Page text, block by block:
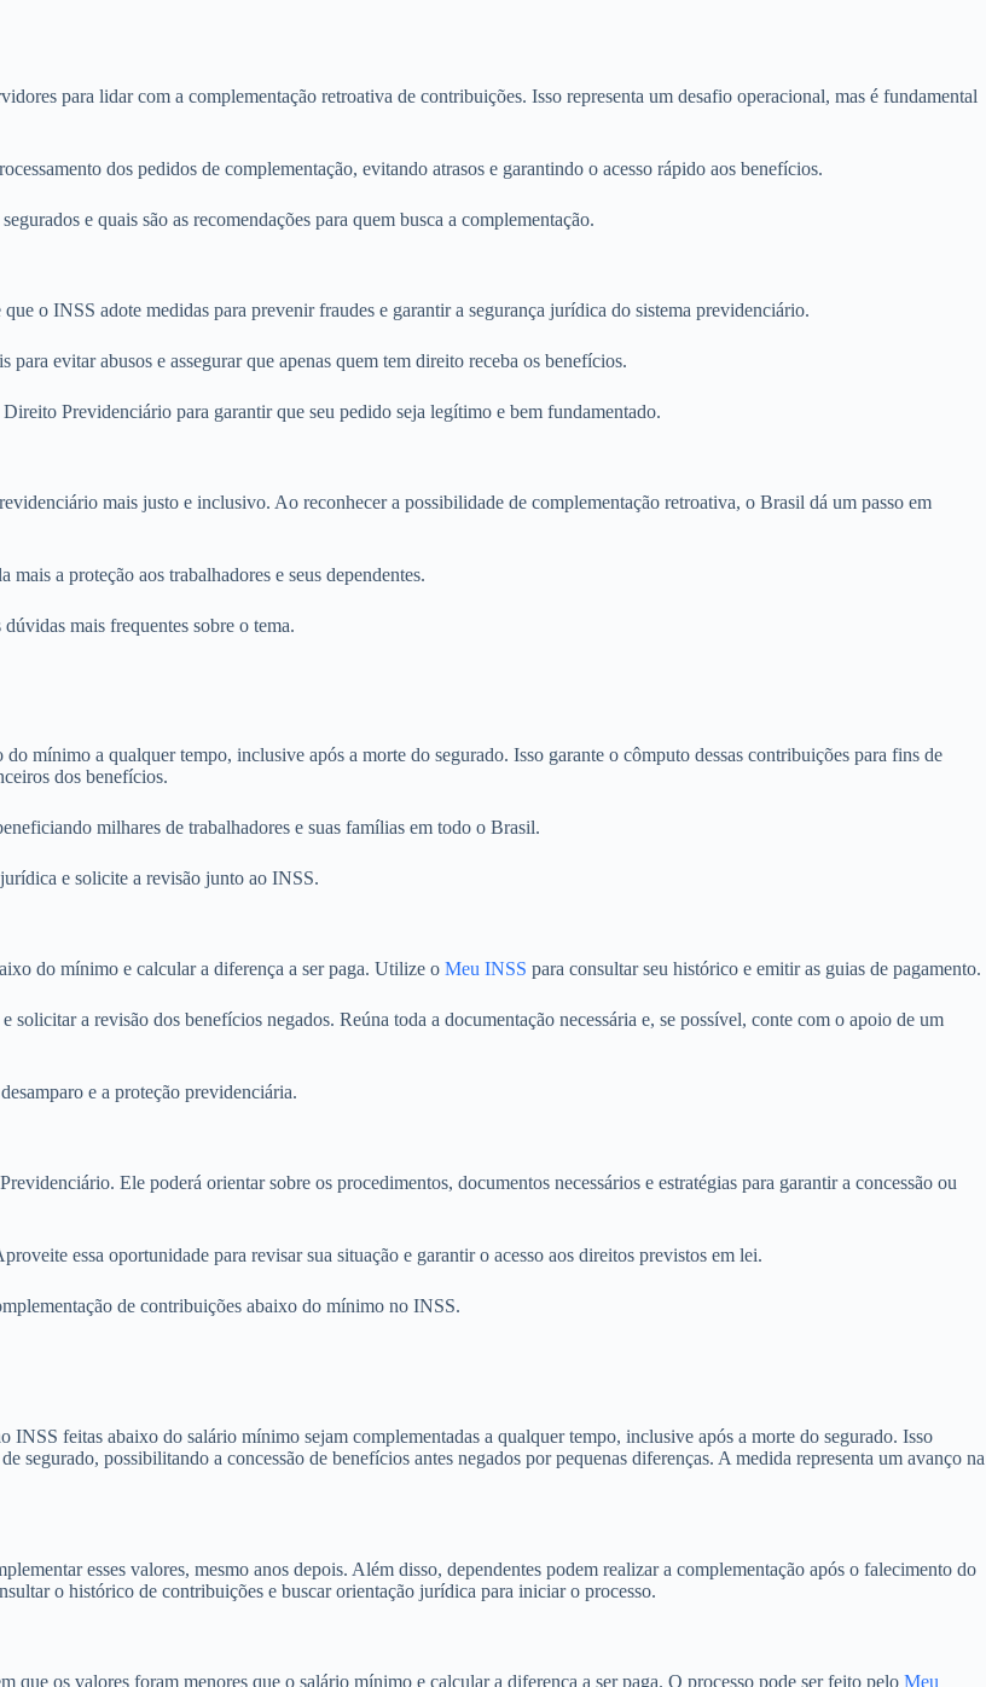
para lidar com a complementação retroativa de contribuições. Isso representa um desafio operacional, mas é fundamental
dos pedidos de complementação, evitando atrasos e garantindo o acesso rápido aos benefícios.
e quais são as recomendações para quem busca a complementação.
o INSS adote medidas para prevenir fraudes e garantir a segurança jurídica do sistema previdenciário.
evitar abusos e assegurar que apenas quem tem direito receba os benefícios.
Previdenciário para garantir que seu pedido seja legítimo e bem fundamentado.
mais justo e inclusivo. Ao reconhecer a possibilidade de complementação retroativa, o Brasil dá um passo em
a proteção aos trabalhadores e seus dependentes.
mais frequentes sobre o tema.
mínimo a qualquer tempo, inclusive após a morte do segurado. Isso garante o cômputo dessas contribuições para fins de
dos benefícios.
milhares de trabalhadores e suas famílias em todo o Brasil.
e solicite a revisão junto ao INSS.
do mínimo e calcular a diferença a ser paga. Utilize o Meu INSS para consultar seu histórico e emitir as guias de pagamento.
a revisão dos benefícios negados. Reúna toda a documentação necessária e, se possível, conte com o apoio de um
e a proteção previdenciária.
Ele poderá orientar sobre os procedimentos, documentos necessários e estratégias para garantir a concessão ou
essa oportunidade para revisar sua situação e garantir o acesso aos direitos previstos em lei.
de contribuições abaixo do mínimo no INSS.
feitas abaixo do salário mínimo sejam complementadas a qualquer tempo, inclusive após a morte do segurado. Isso
segurado, possibilitando a concessão de benefícios antes negados por pequenas diferenças. A medida representa um avanço na
esses valores, mesmo anos depois. Além disso, dependentes podem realizar a complementação após o falecimento do
o histórico de contribuições e buscar orientação jurídica para iniciar o processo.
que os valores foram menores que o salário mínimo e calcular a diferença a ser paga. O processo pode ser feito pelo Meu